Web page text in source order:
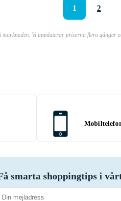
1 2
Vi uppdaterar priserna flera gånger
smarta shoppingtips i